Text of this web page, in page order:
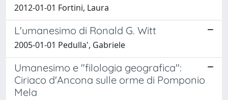
2012-01-01 Fortini, Laura
L'umanesimo di Ronald G. Witt
2005-01-01 Pedulla', Gabriele
Umanesimo e "filologia geografica":
Ciriaco d'Ancona sulle orme di Pomponio
Mela